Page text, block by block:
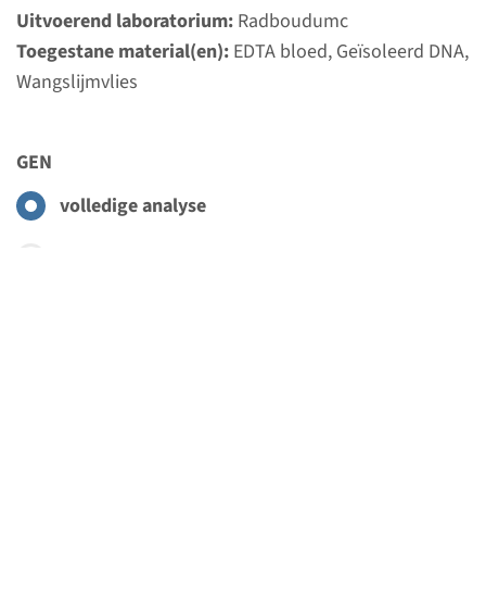
Uitvoerend laboratorium: Radboudumc
Toegestane material(en): EDTA bloed, Geïsoleerd DNA,
Wangslijmvlies
GEN
volledige analyse